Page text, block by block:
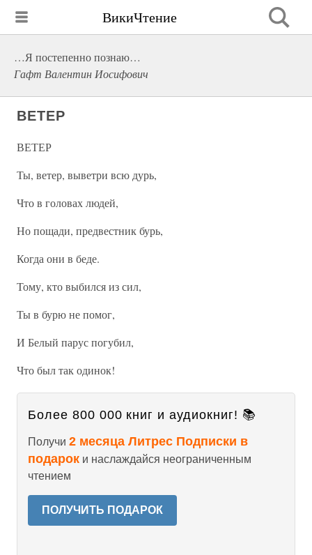
ВикиЧтение
…Я постепенно познаю…
Гафт Валентин Иосифович
ВЕТЕР
ВЕТЕР
Ты, ветер, выветри всю дурь,
Что в головах людей,
Но пощади, предвестник бурь,
Когда они в беде.
Тому, кто выбился из сил,
Ты в бурю не помог,
И Белый парус погубил,
Что был так одинок!
Более 800 000 книг и аудиокниг! 📚
Получи 2 месяца Литрес Подписки в
подарок и наслаждайся неограниченным
чтением
ПОЛУЧИТЬ ПОДАРОК